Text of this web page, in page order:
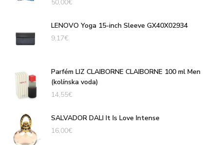
50,00€
LENOVO Yoga 15-inch Sleeve GX40X02934
9,17€
Parfém LIZ CLAIBORNE CLAIBORNE 100 ml Men
(kolínska voda)
14,55€
SALVADOR DALI It Is Love Intense
16,00€